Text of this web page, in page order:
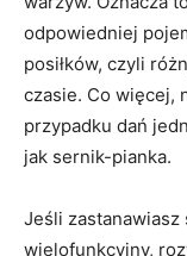
odpowiedniej
posiłków, czyli
czasie. Co więcej,
przypadku dań
jak sernik-pianka.
Jeśli
wielofunkcyjny,